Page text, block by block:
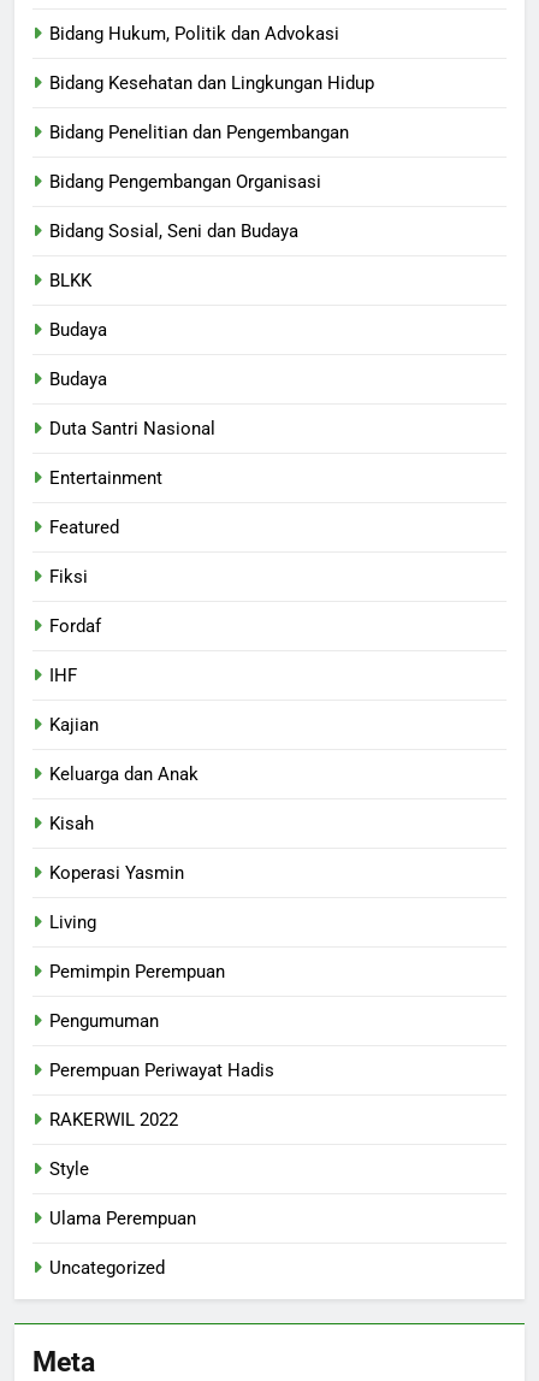
Bidang Hukum, Politik dan Advokasi
Bidang Kesehatan dan Lingkungan Hidup
Bidang Penelitian dan Pengembangan
Bidang Pengembangan Organisasi
Bidang Sosial, Seni dan Budaya
BLKK
Budaya
Budaya
Duta Santri Nasional
Entertainment
Featured
Fiksi
Fordaf
IHF
Kajian
Keluarga dan Anak
Kisah
Koperasi Yasmin
Living
Pemimpin Perempuan
Pengumuman
Perempuan Periwayat Hadis
RAKERWIL 2022
Style
Ulama Perempuan
Uncategorized
Meta